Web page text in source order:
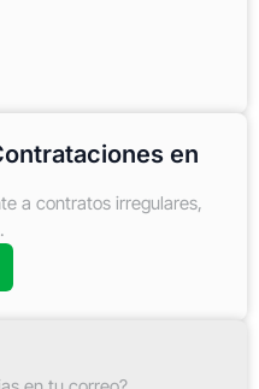
en
a contratos irregulares,